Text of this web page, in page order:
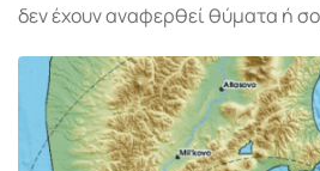
δεν έχουν αναφερθεί θύματα ή